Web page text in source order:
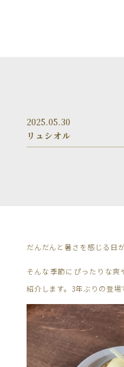
2025.05.30
リュシオル
だんだんと暑さを感じる日
そんな季節にぴったりな
紹介します。3年ぶりの登場